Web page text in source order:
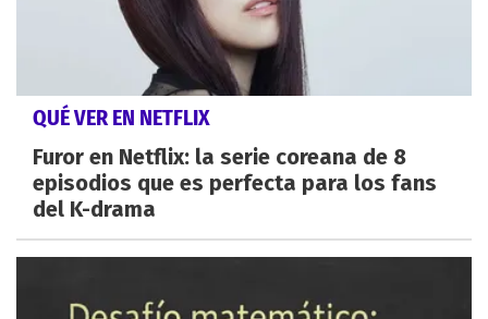
QUÉ VER EN NETFLIX
Furor en Netflix: la serie coreana de 8
episodios que es perfecta para los fans
del K-drama